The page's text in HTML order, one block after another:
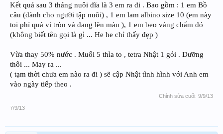
Kết quả sau 3 tháng nuôi đĩa là 3 em ra đi . Bao gồm : 1 em Bồ
câu (dành cho người tập nuôi) , 1 em lam albino size 10 (em này
toi phí quá vì tròn và đang lên màu ), 1 em beo vàng chấm đỏ
(không biết tên gọi là gì ... He he chỉ thấy đẹp )
Vừa thay 50% nước . Muối 5 thìa to , tetra Nhật 1 gói . Dưỡng
thôi ... May ra ...
( tạm thời chưa em nào ra đi ) sẽ cập Nhật tình hình với Anh em
vào ngày tiếp theo .
Chỉnh sửa cuối: 9/9/13
7/9/13